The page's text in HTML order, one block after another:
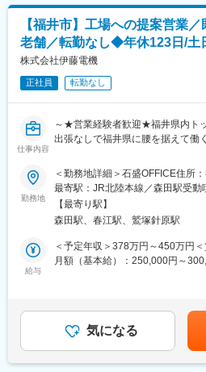
ます。前任の社長が自ら渡欧し販
高い利益率を確保することができ
↓前任社長へのインタビュー記事↓
https://business.nikkei.com/atcl/
変更の範囲：会社の定める業務
ゆくゆくは、技術サポート部門が
なります。
【入社後の流れ】
座学による研修を1～3週間行いま
その後、技術担当職の先輩に同行
OJTによるサポート体制が整って
【キャリアパス】
技術サポートとして経験を積んで
ーや責任者、いずれは管理職とし
どに携わっていただきます。
当該ポジション2名＋アシスタン
更には、東南アジアをはじめとし
進しており、全備グループ全体で
す。
含めた表記です。
【福井市】工場への提案営業
老舗／転勤なし◆年休123日/土
株式会社伊藤電機
正社員 転勤なし
仕事内容
～★営業経験者歓迎★福井県内ト
出張なしで福井県に腰を据えて働
■職務内容
・福井県内の工場のお客様に対し
器、さらに工場内の電気工事の受
■取り扱い商材：モーター、セン
器等
■組織構成：産電事業部
・人数/年齢構成：5名（20代：4
勤務地
＜勤務地詳細＞石盛OFFICE住所
最寄駅：JR北陸本線／森田駅受動
【最寄り駅】
森田駅、春江駅、鷲塚針原駅
給与
＜予定年収＞378万円～450万円
月額（基本給）：250,000円～
気になる